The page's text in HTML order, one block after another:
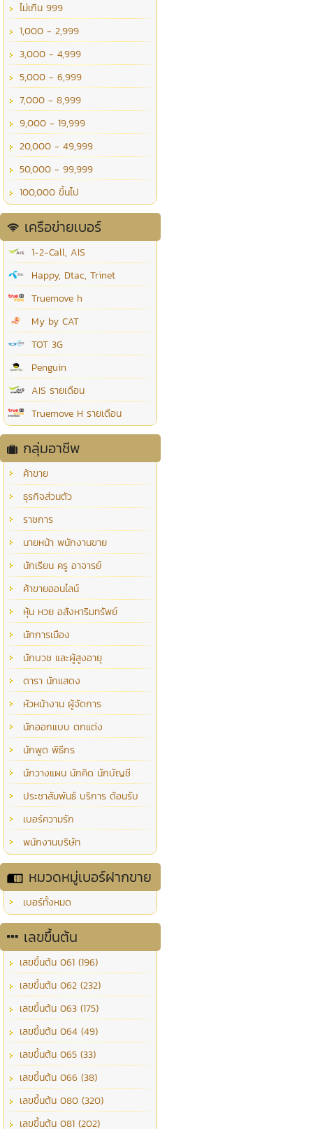
ไม่เกิน 999
1,000 - 2,999
3,000 - 4,999
5,000 - 6,999
7,000 - 8,999
9,000 - 19,999
20,000 - 49,999
50,000 - 99,999
100,000 ขึ้นไป
เครือข่ายเบอร์
1-2-Call, AIS
Happy, Dtac, Trinet
Truemove h
My by CAT
TOT 3G
Penguin
AIS รายเดือน
Truemove H รายเดือน
กลุ่มอาชีพ
ค้าขาย
ธุรกิจส่วนตัว
ราชการ
นายหน้า พนักงานขาย
นักเรียน ครู อาจารย์
ค้าขายออนไลน์
หุ้น หวย อสังหาริมทรัพย์
นักการเมือง
นักบวช และผู้สูงอายุ
ดารา นักแสดง
หัวหน้างาน ผู้จัดการ
นักออกแบบ ตกแต่ง
นักพูด พิธีกร
นักวางแผน นักคิด นักบัญชี
ประชาสัมพันธ์ บริการ ต้อนรับ
เบอร์ความรัก
พนักงานบริษัท
หมวดหมู่เบอร์ฝากขาย
เบอร์ทั้งหมด
เลขขึ้นต้น
เลขขึ้นต้น 061 (196)
เลขขึ้นต้น 062 (232)
เลขขึ้นต้น 063 (175)
เลขขึ้นต้น 064 (49)
เลขขึ้นต้น 065 (33)
เลขขึ้นต้น 066 (38)
เลขขึ้นต้น 080 (320)
เลขขึ้นต้น 081 (202)